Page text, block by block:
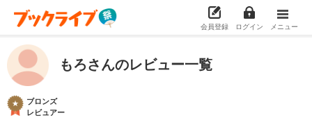
会員登録 ログイン メニュー
もろさんのレビュー一覧
ブロンズ
レビュアー